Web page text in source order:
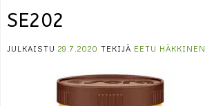
SE202
JULKAISTU 29.7.2020 TEKIJÄ EETU HÄKKINEN